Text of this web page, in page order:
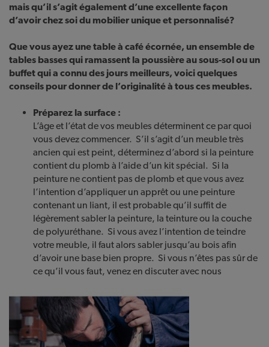
mais qu’il s’agit également d’une excellente façon
d’avoir chez soi du mobilier unique et personnalisé?
Que vous ayez une table à café écornée, un ensemble de
tables basses qui ramassent la poussière au sous-sol ou un
buffet qui a connu des jours meilleurs, voici quelques
conseils pour donner de l’originalité à tous ces meubles.
Préparez la surface :
L’âge et l’état de vos meubles déterminent ce par quoi
vous devez commencer. S’il s’agit d’un meuble très
ancien qui est peint, déterminez d’abord si la peinture
contient du plomb à l’aide d’un kit spécial. Si la
peinture ne contient pas de plomb et que vous avez
l’intention d’appliquer un apprêt ou une peinture
contenant un liant, il est probable qu’il suffit de
légèrement sabler la peinture, la teinture ou la couche
de polyuréthane. Si vous avez l’intention de teindre
votre meuble, il faut alors sabler jusqu’au bois afin
d’avoir une base bien propre. Si vous n’êtes pas sûr de
ce qu’il vous faut, venez en discuter avec nous